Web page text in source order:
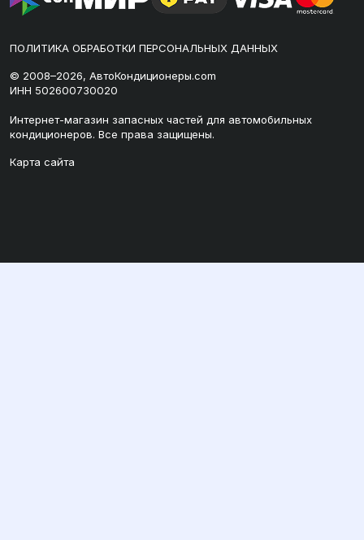
ПОЛИТИКА ОБРАБОТКИ ПЕРСОНАЛЬНЫХ ДАННЫХ
© 2008–2026, АвтоКондиционеры.com
ИНН 502600730020
Интернет-магазин запасных частей для автомобильных
кондиционеров. Все права защищены.
Карта сайта